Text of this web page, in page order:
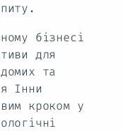
бізнесі
для
та
Інни
кроком у